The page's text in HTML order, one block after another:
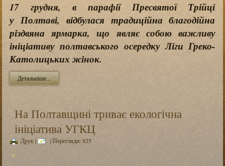
17 грудня, в парафії Пресвятої Трійці
у Полтаві, відбулася традиційна благодійна
різдвяна ярмарка, що являє собою важливу
ініціативу полтавського осередку Ліги Греко-
Католицьких жінок.
Детальніше...
На Полтавщині триває екологічна
ініціатива УГКЦ
Друк| | Перегляди: 825